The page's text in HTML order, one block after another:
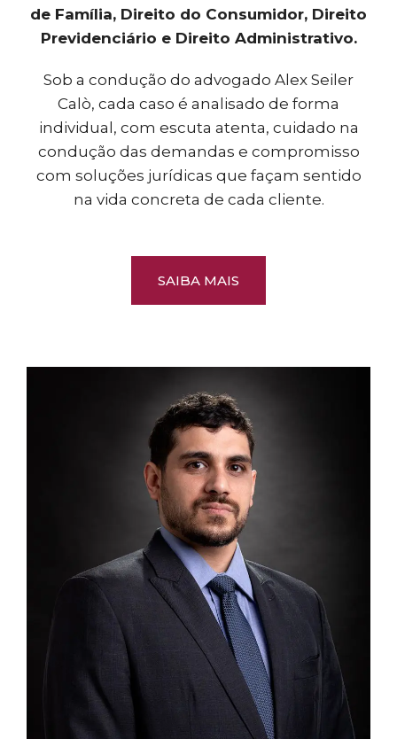
de Família, Direito do Consumidor, Direito
Previdenciário e Direito Administrativo.
Sob a condução do advogado Alex Seiler
Calò, cada caso é analisado de forma
individual, com escuta atenta, cuidado na
condução das demandas e compromisso
com soluções jurídicas que façam sentido
na vida concreta de cada cliente.
SAIBA MAIS